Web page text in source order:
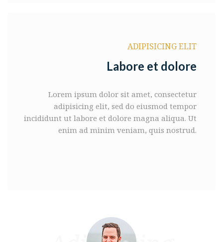
ADIPISICING ELIT
Labore et dolore
Lorem ipsum dolor sit amet, consectetur
adipisicing elit, sed do eiusmod tempor
incididunt ut labore et dolore magna aliqua. Ut
enim ad minim veniam, quis nostrud.